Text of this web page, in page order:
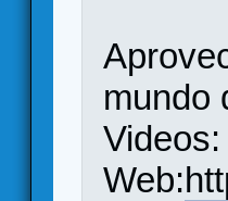
mundo
Web: